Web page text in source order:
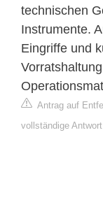
technischen
Instrumente.
Eingriffe und
Antrag auf
vollständige